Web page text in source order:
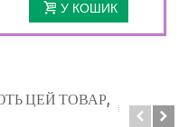
У КОШИК
ЦЕЙ ТОВАР,